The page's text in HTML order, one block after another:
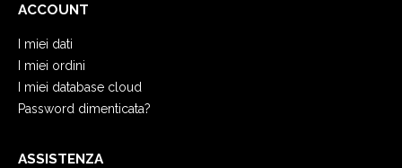
ACCOUNT
I miei dati
I miei ordini
I miei database cloud
Password dimenticata?
ASSISTENZA